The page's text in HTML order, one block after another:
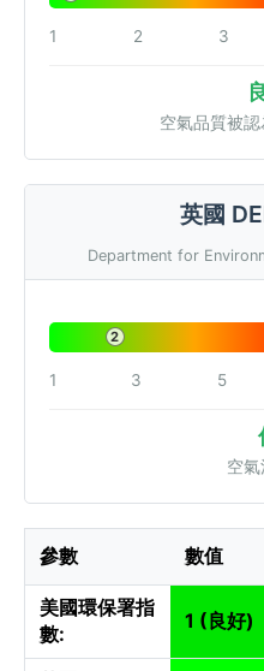
1 2 3
空氣品質被
英國
Department for
2
1 3 5
空
參數 數值
美國環保署指
數:
1 (良好)